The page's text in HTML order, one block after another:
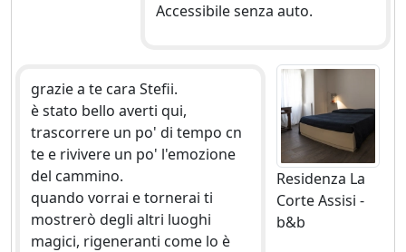
Accessibile senza auto.
grazie a te cara Stefii.
è stato bello averti qui,
trascorrere un po' di tempo cn
te e rivivere un po' l'emozione
del cammino.
quando vorrai e tornerai ti
mostrerò degli altri luoghi
magici, rigeneranti come lo è
Residenza La
Corte Assisi -
b&b